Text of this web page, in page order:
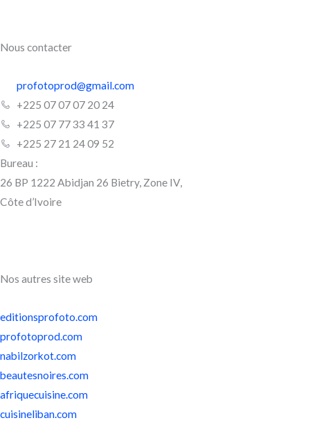
Nous contacter
profotoprod@gmail.com
+225 07 07 07 20 24
+225 07 77 33 41 37
+225 27 21 24 09 52
Bureau :
26 BP 1222 Abidjan 26 Bietry, Zone IV,
Côte d’Ivoire
Nos autres site web
editionsprofoto.com
profotoprod.com
nabilzorkot.com
beautesnoires.com
afriquecuisine.com
cuisineliban.com